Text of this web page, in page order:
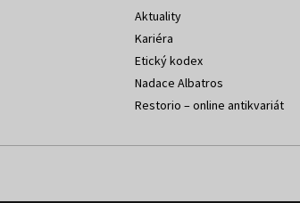
Aktuality
Kariéra
Etický kodex
Nadace Albatros
Restorio – online antikvariát